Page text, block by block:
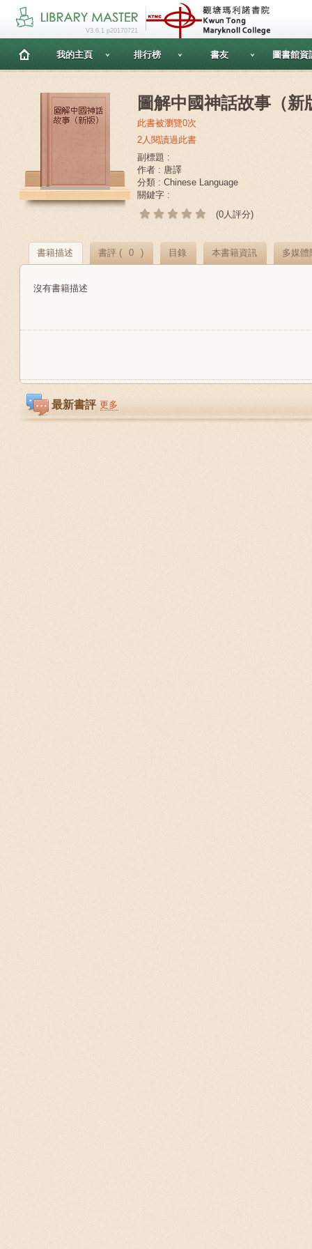
V3.6.1 p20170721
我的主頁 排行榜 書友 圖書館資
圖解中國神話故事（新
此書被瀏覽0次
2人閱讀過此書
副標題 :
作者 : 唐譯
分類 : Chinese Language
關鍵字 :
(0人評分)
書籍描述 書評 ( 0 ) 目錄 本書籍資訊 多媒體
沒有書籍描述
最新書評 更多